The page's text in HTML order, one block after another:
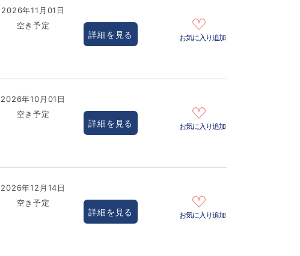
2026年11月01日
空き予定
詳細を見る お気に入り追加
2026年10月01日
空き予定
詳細を見る お気に入り追加
2026年12月14日
空き予定
詳細を見る お気に入り追加